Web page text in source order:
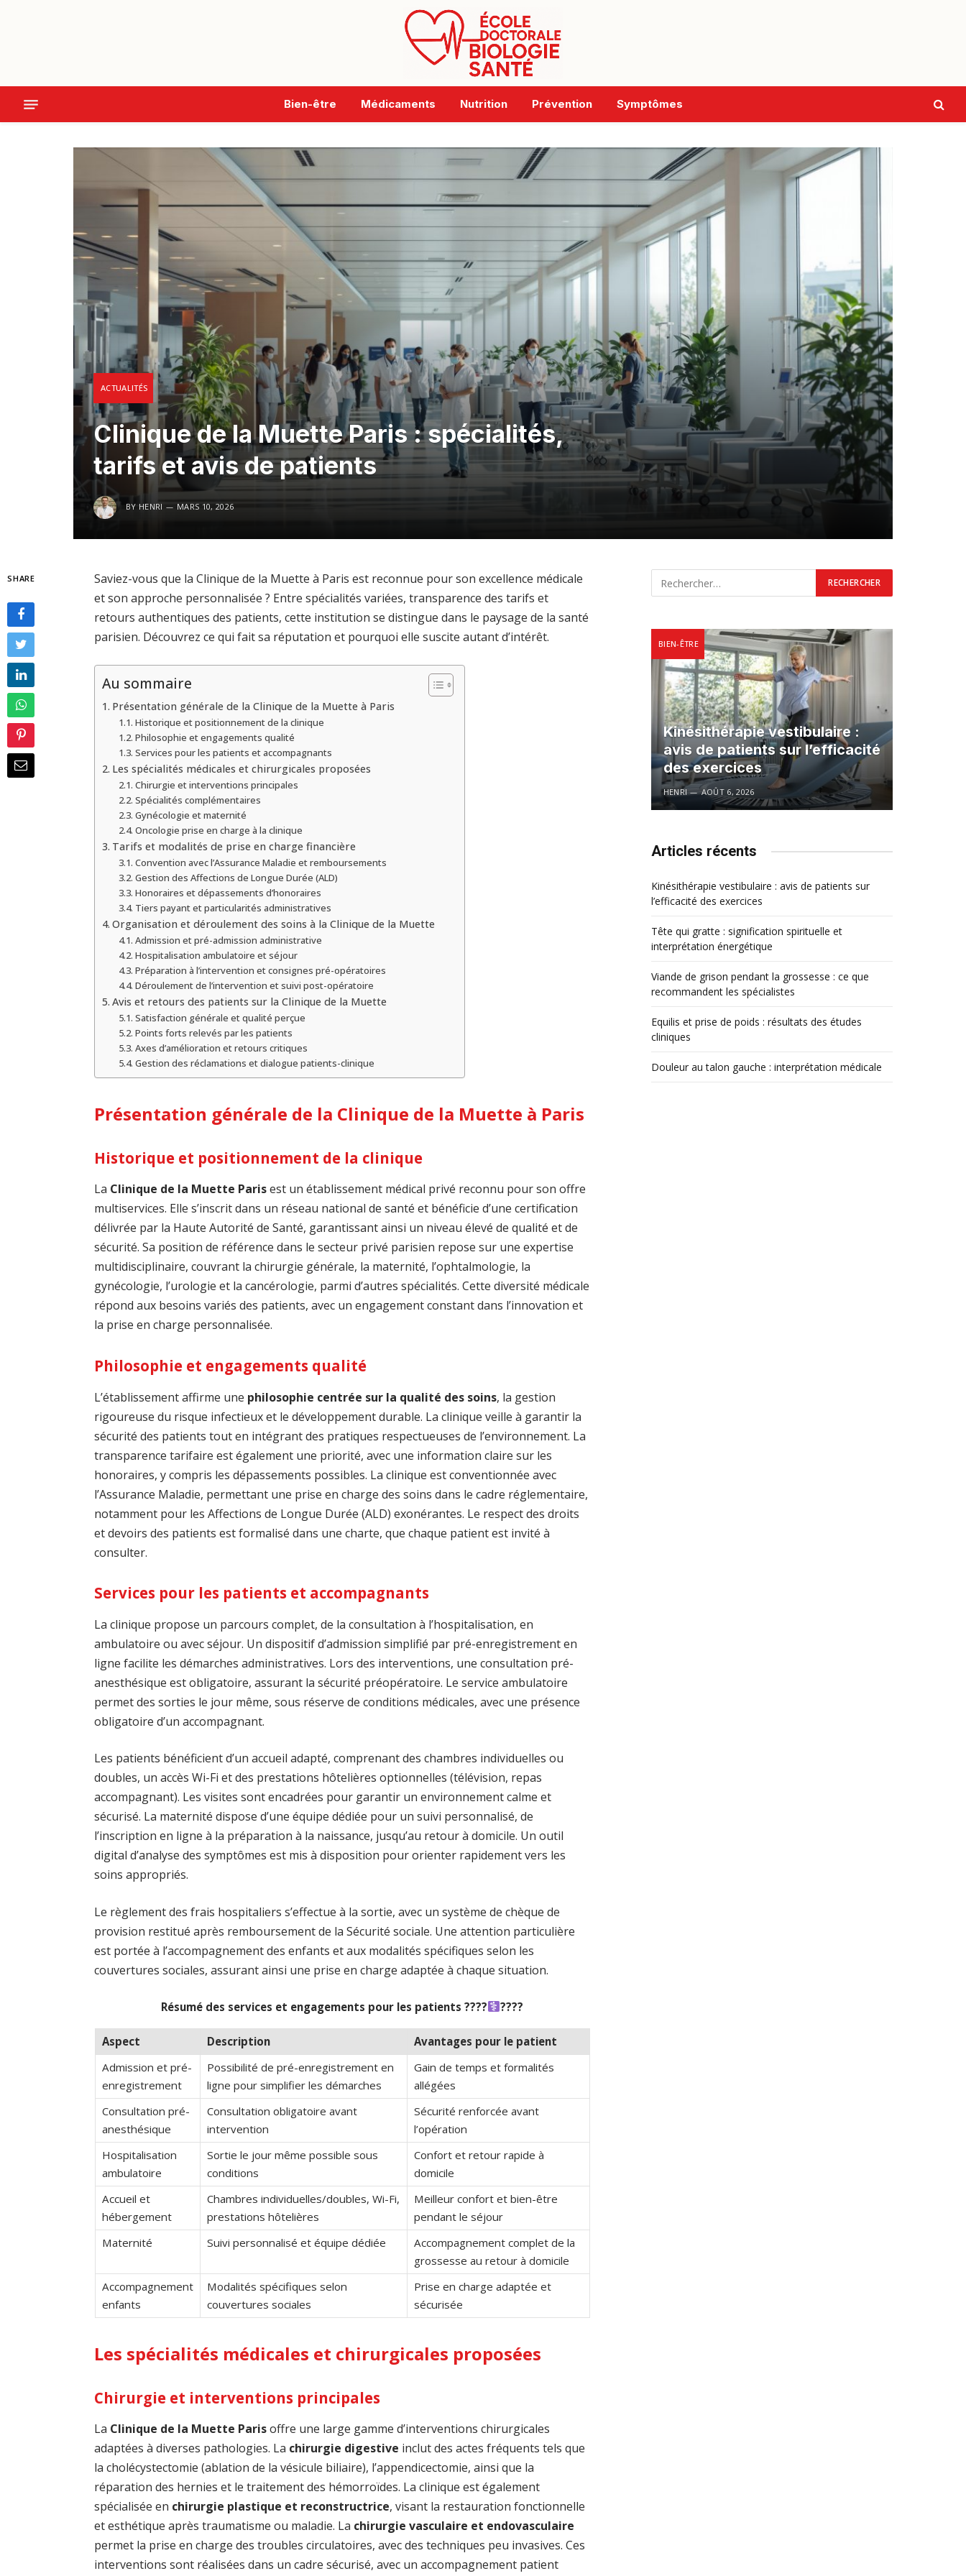
Bien-être Médicaments Nutrition Prévention Symptômes
ACTUALITÉS
Clinique de la Muette Paris : spécialités,
tarifs et avis de patients
BY HENRI MARS 10, 2026
SHARE
Saviez-vous que la Clinique de la Muette à Paris est reconnue pour son excellence médicale
et son approche personnalisée ? Entre spécialités variées, transparence des tarifs et
retours authentiques des patients, cette institution se distingue dans le paysage de la santé
parisien. Découvrez ce qui fait sa réputation et pourquoi elle suscite autant d’intérêt.
Au sommaire
Présentation générale de la Clinique de la Muette à Paris
Historique et positionnement de la clinique
Philosophie et engagements qualité
Services pour les patients et accompagnants
Les spécialités médicales et chirurgicales proposées
Chirurgie et interventions principales
Spécialités complémentaires
Gynécologie et maternité
Oncologie prise en charge à la clinique
Tarifs et modalités de prise en charge financière
Convention avec l’Assurance Maladie et remboursements
Gestion des Affections de Longue Durée (ALD)
Honoraires et dépassements d’honoraires
Tiers payant et particularités administratives
Organisation et déroulement des soins à la Clinique de la Muette
Admission et pré-admission administrative
Hospitalisation ambulatoire et séjour
Préparation à l’intervention et consignes pré-opératoires
Déroulement de l’intervention et suivi post-opératoire
Avis et retours des patients sur la Clinique de la Muette
Satisfaction générale et qualité perçue
Points forts relevés par les patients
Axes d’amélioration et retours critiques
Gestion des réclamations et dialogue patients-clinique
Présentation générale de la Clinique de la Muette à Paris
Historique et positionnement de la clinique
La Clinique de la Muette Parisest un établissement médical privé reconnu pour son offre
multiservices. Elle s’inscrit dans un réseau national de santé et bénéficie d’une certification
délivrée par la Haute Autorité de Santé, garantissant ainsi un niveau élevé de qualité et de
sécurité. Sa position de référence dans le secteur privé parisien repose sur une expertise
multidisciplinaire, couvrant la chirurgie générale, la maternité, l’ophtalmologie, la
gynécologie, l’urologie et la cancérologie, parmi d’autres spécialités. Cette diversité médicale
répond aux besoins variés des patients, avec un engagement constant dans l’innovation et
la prise en charge personnalisée.
Philosophie et engagements qualité
L’établissement affirme une philosophie centrée sur la qualité des soins, la gestion
rigoureuse du risque infectieux et le développement durable. La clinique veille à garantir la
sécurité des patients tout en intégrant des pratiques respectueuses de l’environnement. La
transparence tarifaire est également une priorité, avec une information claire sur les
honoraires, y compris les dépassements possibles. La clinique est conventionnée avec
l’Assurance Maladie, permettant une prise en charge des soins dans le cadre réglementaire,
notamment pour les Affections de Longue Durée (ALD) exonérantes. Le respect des droits
et devoirs des patients est formalisé dans une charte, que chaque patient est invité à
consulter.
Services pour les patients et accompagnants
La clinique propose un parcours complet, de la consultation à l’hospitalisation, en
ambulatoire ou avec séjour. Un dispositif d’admission simplifié par pré-enregistrement en
ligne facilite les démarches administratives. Lors des interventions, une consultation pré-
anesthésique est obligatoire, assurant la sécurité préopératoire. Le service ambulatoire
permet des sorties le jour même, sous réserve de conditions médicales, avec une présence
obligatoire d’un accompagnant.
Les patients bénéficient d’un accueil adapté, comprenant des chambres individuelles ou
doubles, un accès Wi-Fi et des prestations hôtelières optionnelles (télévision, repas
accompagnant). Les visites sont encadrées pour garantir un environnement calme et
sécurisé. La maternité dispose d’une équipe dédiée pour un suivi personnalisé, de
l’inscription en ligne à la préparation à la naissance, jusqu’au retour à domicile. Un outil
digital d’analyse des symptômes est mis à disposition pour orienter rapidement vers les
soins appropriés.
Le règlement des frais hospitaliers s’effectue à la sortie, avec un système de chèque de
provision restitué après remboursement de la Sécurité sociale. Une attention particulière
est portée à l’accompagnement des enfants et aux modalités spécifiques selon les
couvertures sociales, assurant ainsi une prise en charge adaptée à chaque situation.
Résumé des services et engagements pour les patients ????‍ ????
Aspect Description
Avantages pour le patient
Admission et pré-
enregistrement
Possibilité de pré-enregistrement en
ligne pour simplifier les démarches
Gain de temps et formalités
allégées
Consultation pré-
anesthésique
Consultation obligatoire avant
intervention
Sécurité renforcée avant
l’opération
Hospitalisation
ambulatoire
Sortie le jour même possible sous
conditions
Confort et retour rapide à
domicile
Accueil et
hébergement
Chambres individuelles/doubles, Wi-Fi,
prestations hôtelières
Meilleur confort et bien-être
pendant le séjour
Maternité
Suivi personnalisé et équipe dédiée
Accompagnement complet de la
grossesse au retour à domicile
Accompagnement
enfants
Modalités spécifiques selon
couvertures sociales
Prise en charge adaptée et
sécurisée
Les spécialités médicales et chirurgicales proposées
Chirurgie et interventions principales
La Clinique de la Muette Parisoffre une large gamme d’interventions chirurgicales
adaptées à diverses pathologies. La chirurgie digestive inclut des actes fréquents tels que
la cholécystectomie (ablation de la vésicule biliaire), l’appendicectomie, ainsi que la
réparation des hernies et le traitement des hémorroïdes. La clinique est également
spécialisée en chirurgie plastique et reconstructrice, visant la restauration fonctionnelle
et esthétique après traumatisme ou maladie. La chirurgie vasculaire et endovasculaire
permet la prise en charge des troubles circulatoires, avec des techniques peu invasives. Ces
interventions sont réalisées dans un cadre sécurisé, avec un accompagnement patient
BIEN-ÊTRE
Kinésithérapie vestibulaire :
avis de patients sur l’efficacité
des exercices
HENRI AOÛT 6, 2026
Articles récents
Kinésithérapie vestibulaire : avis de patients sur
l’efficacité des exercices
Tête qui gratte : signification spirituelle et
interprétation énergétique
Viande de grison pendant la grossesse : ce que
recommandent les spécialistes
Equilis et prise de poids : résultats des études
cliniques
Douleur au talon gauche : interprétation médicale